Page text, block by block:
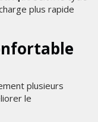
plus rapide
plusieurs
le